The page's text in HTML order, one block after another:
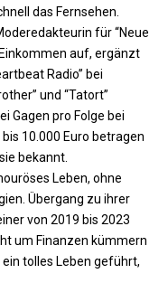
das Fernsehen.
für “Neue
auf, ergänzt
Radio” bei
und “Tatort”
Gagen pro Folge bei
10.000 Euro betragen
bekannt.
Leben, ohne
Übergang zu ihrer
von 2019 bis 2023
um Finanzen kümmern
tolles Leben geführt,